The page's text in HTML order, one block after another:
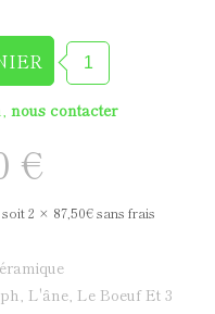
nous contacter
€
soit 2 × 87,50€ sans frais
L'âne, Le Boeuf Et 3